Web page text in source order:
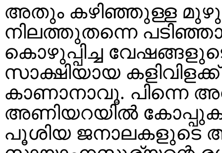
അതും കഴിഞ്ഞുള്ള
നിലത്തുതന്നെ
കൊഴുപ്പിച്ച
സാക്ഷിയായ
കാണാനാവൂ. പിന്നെ
അണിയറയിൽ
പൂശിയ ജനാലകളുടെ